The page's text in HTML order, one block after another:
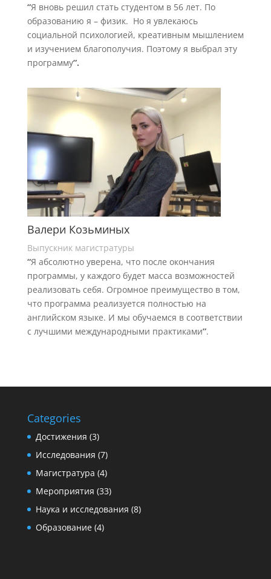
“Я вновь решил стать студентом в 56 лет. По
образованию я – физик. Но я увлекаюсь
социальной психологией, креативным мышлением
и изучением благополучия. Поэтому я выбрал эту
программу”.
Валери Козьминых
Выпускник магистратуры
“Я абсолютно уверена, что после окончания
программы, у каждого будет масса возможностей
реализовать себя. Огромное преимущество в том,
что программа реализуется полностью на
английском языке. И мы обучаемся в соответствии
с лучшими международными практиками”.
Categories
Достижения (3)
Исследования (7)
Магистратура (4)
Мероприятия (33)
Наука и исследования (8)
Образование(4)